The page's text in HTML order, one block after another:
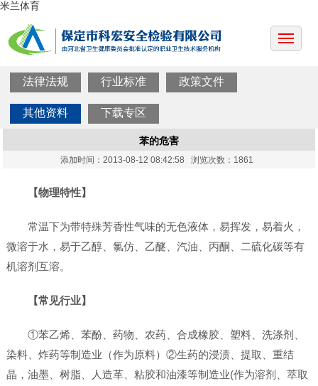
米兰体育
法律法规 行业标准 政策文件
其他资料 下载专区
苯的危害
添加时间：2013-08-12 08:42:58 浏览次数：1861
【物理特性】
常温下为带特殊芳香性气味的无色液体，易挥发，易着火，
微溶于水，易于乙醇、氯仿、乙醚、汽油、丙酮、二硫化碳等有
机溶剂互溶。
【常见行业】
①苯乙烯、苯酚、药物、农药、合成橡胶、塑料、洗涤剂、
染料、炸药等制造业（作为原料）②生药的浸渍、提取、重结
晶，油墨、树脂、人造革、粘胶和油漆等制造业(作为溶剂、萃取